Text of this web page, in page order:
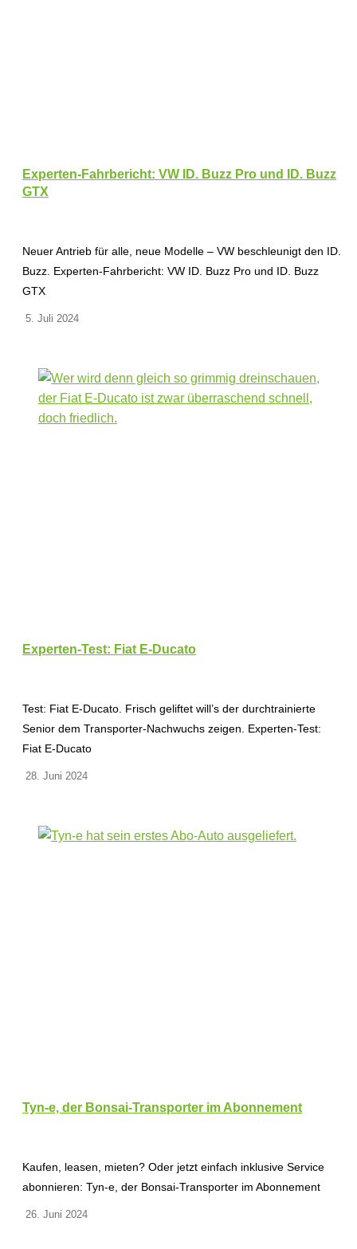
Experten-Fahrbericht: VW ID. Buzz Pro und ID. Buzz
GTX
Neuer Antrieb für alle, neue Modelle – VW beschleunigt den ID.
Buzz. Experten-Fahrbericht: VW ID. Buzz Pro und ID. Buzz
GTX
5. Juli 2024
Experten-Test: Fiat E-Ducato
Test: Fiat E-Ducato. Frisch geliftet will’s der durchtrainierte
Senior dem Transporter-Nachwuchs zeigen. Experten-Test:
Fiat E-Ducato
28. Juni 2024
Tyn-e, der Bonsai-Transporter im Abonnement
Kaufen, leasen, mieten? Oder jetzt einfach inklusive Service
abonnieren: Tyn-e, der Bonsai-Transporter im Abonnement
26. Juni 2024